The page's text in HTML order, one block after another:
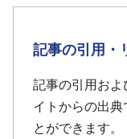
記事の引用・
記事の引用お
イトからの出
とができます。